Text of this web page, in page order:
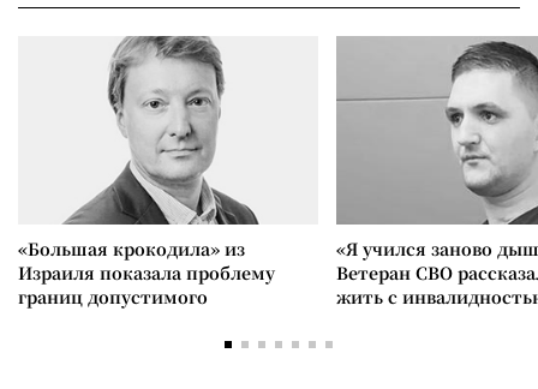
«Большая крокодила» из
Израиля показала проблему
границ допустимого
«Я учился заново
Ветеран СВО
жить с